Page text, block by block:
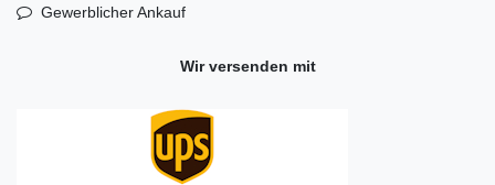
Gewerblicher Ankauf
Wir versenden mit